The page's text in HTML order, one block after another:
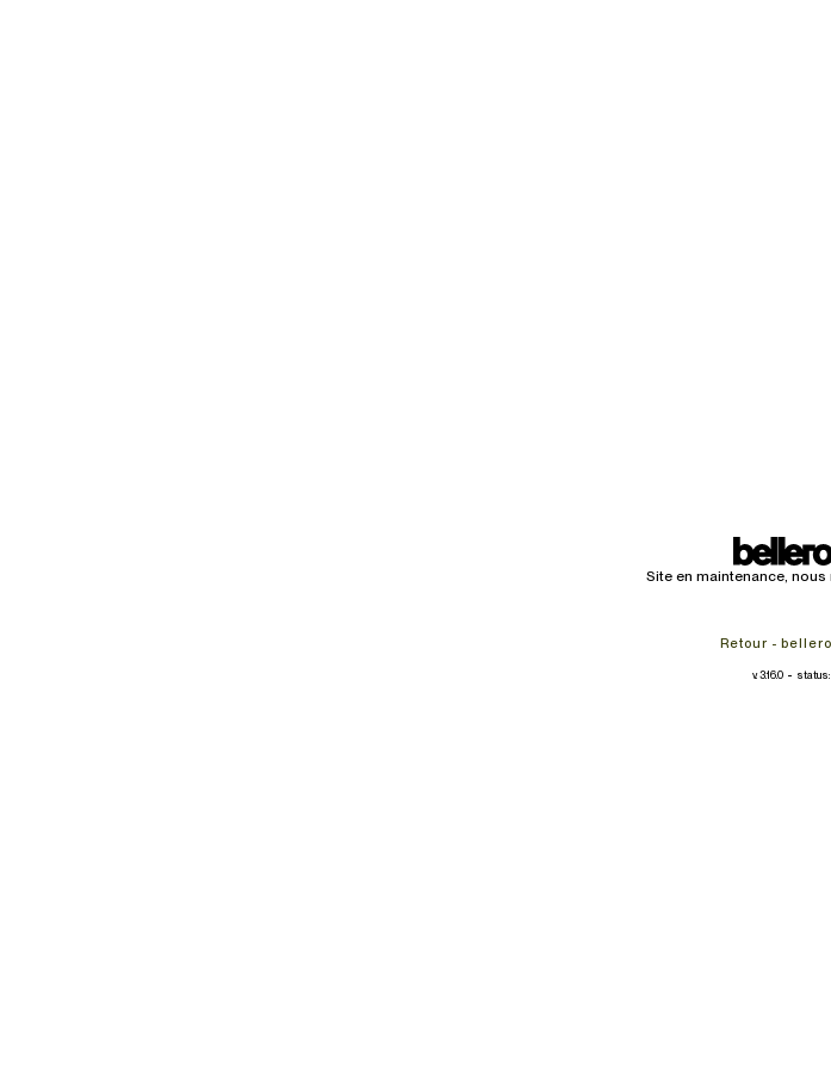
Site en maintenance, nous
Retour -
v. 3.16.0 -